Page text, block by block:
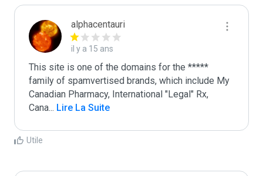
alphacentauri
il y a 15 ans
This site is one of the domains for the *****
family of spamvertised brands, which include My
Canadian Pharmacy, International "Legal" Rx,
Cana... Lire La Suite
Utile